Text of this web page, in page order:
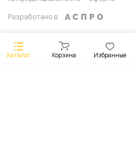
Каталог Корзина Избранные
Разработано в